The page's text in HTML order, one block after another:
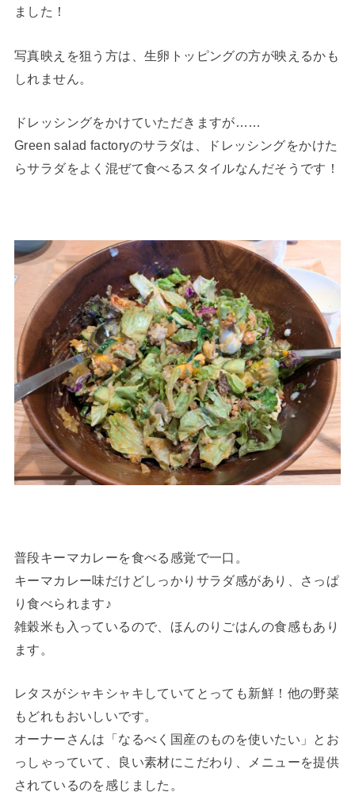
ました！
写真映えを狙う方は、生卵トッピングの方が映えるかも
しれません。
ドレッシングをかけていただきますが……
Green salad factoryのサラダは、ドレッシングをかけた
らサラダをよく混ぜて食べるスタイルなんだそうです！
普段キーマカレーを食べる感覚で一口。
キーマカレー味だけどしっかりサラダ感があり、さっぱ
り食べられます♪
雑穀米も入っているので、ほんのりごはんの食感もあり
ます。
レタスがシャキシャキしていてとっても新鮮！他の野菜
もどれもおいしいです。
オーナーさんは「なるべく国産のものを使いたい」とお
っしゃっていて、良い素材にこだわり、メニューを提供
されているのを感じました。